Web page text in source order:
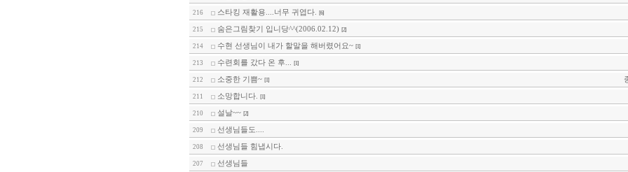
216 스타킹 재활용....너무 귀엽다. [6]
215 숨은그림찾기 입니당^^(2006.02.12) [2]
214 수현 선생님이 내가 할말을 해버렸어요~ [1]
213 수련회를 갔다 온 후... [1]
212 소중한 기쁨~ [1]
211 소망합니다. [1]
210 설날~~ [2]
209 선생님들도....
208 선생님들 힘냅시다.
207 선생님들